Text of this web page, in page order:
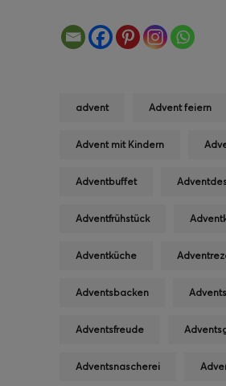
advent Advent feiern
Advent mit Kindern
Adventbuffet
Adventfrühstück
Adventküche
Adventsbacken
Adventsfreude
Adventsnascherei